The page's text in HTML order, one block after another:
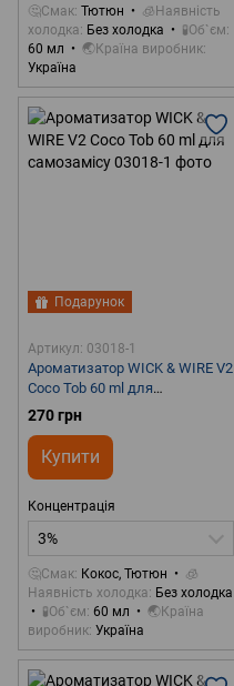
🤔Смак Тютюн
🧊Наявність
холодка
Без холодка
🧪Об`єм
60 мл
🌏Країна виробник
Україна
Подарунок
Артикул: 03018-1
Ароматизатор WICK & WIRE V2
Coco Tob 60 ml для
самозамісу
270 грн
Купити
Концентрація
3%
🤔Смак Кокос, Тютюн
🧊
Наявність холодка
Без холодка
🧪Об`єм 60 мл
🌏Країна
виробник Україна